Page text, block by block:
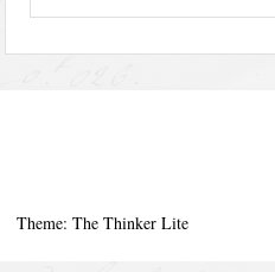
Theme: The Thinker Lite